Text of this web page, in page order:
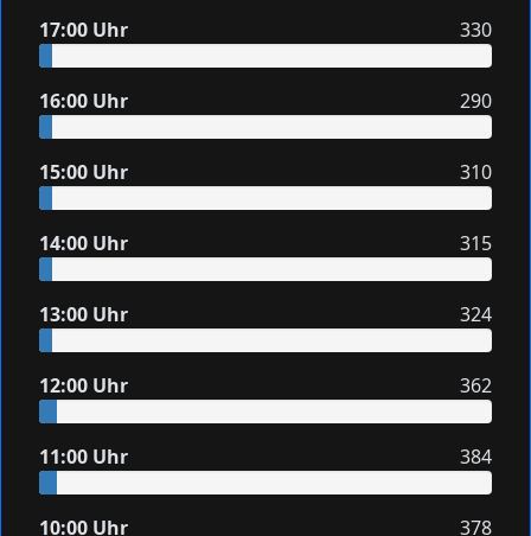
17:00 Uhr 330
16:00 Uhr 290
15:00 Uhr 310
14:00 Uhr 315
13:00 Uhr 324
12:00 Uhr 362
11:00 Uhr 384
10:00 Uhr 378